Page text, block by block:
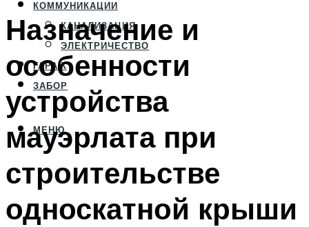
КОММУНИКАЦИИ
КАНАЛИЗАЦИЯ
ЭЛЕКТРИЧЕСТВО
ГАРАЖ
ЗАБОР
МЕНЮ
Назначение и
особенности
устройства
мауэрлата при
строительстве
односкатной крыши